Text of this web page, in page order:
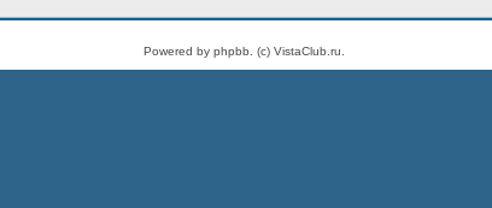
Powered by phpbb. (c) VistaClub.ru.